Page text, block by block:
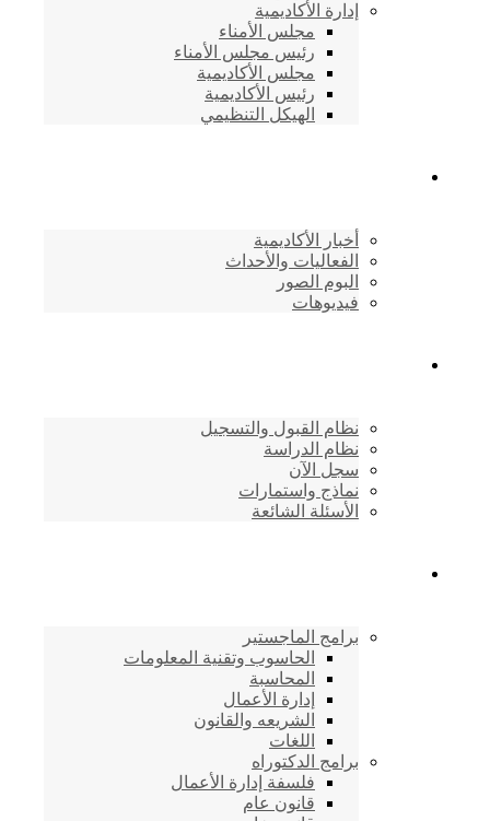
إدارة الأكاديمية
مجلس الأمناء
رئيس مجلس الأمناء
مجلس الأكاديمية
رئيس الأكاديمية
الهيكل التنظيمي
أخبار الأكاديمية
الفعاليات والأحداث
البوم الصور
فيديوهات
نظام القبول والتسجيل
نظام الدراسة
سجل الآن
نماذج واستمارات
الأسئلة الشائعة
برامج الماجستير
الحاسوب وتقنية المعلومات
المحاسبة
إدارة الأعمال
الشريعه والقانون
اللغات
برامج الدكتوراه
فلسفة إدارة الأعمال
قانون عام